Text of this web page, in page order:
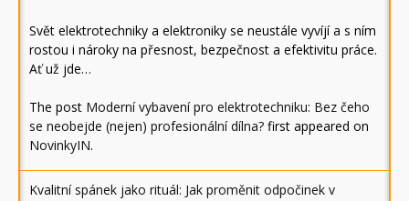
Svět elektrotechniky a elektroniky se neustále vyvíjí a s ním
rostou i nároky na přesnost, bezpečnost a efektivitu práce.
Ať už jde…
The post Moderní vybavení pro elektrotechniku: Bez čeho
se neobejde (nejen) profesionální dílna? first appeared on
NovinkyIN.
Kvalitní spánek jako rituál: Jak proměnit odpočinek v